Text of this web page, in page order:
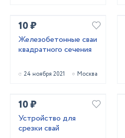
10 ₽
Железобетонные сваи
квадратного сечения
24 ноября 2021 Москва
10 ₽
Устройство для
срезки свай